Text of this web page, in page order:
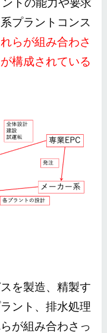
プラントコンス
らが組み合わさ
構成されている
を製造、精製す
ント、排水処理
が組み合わさっ